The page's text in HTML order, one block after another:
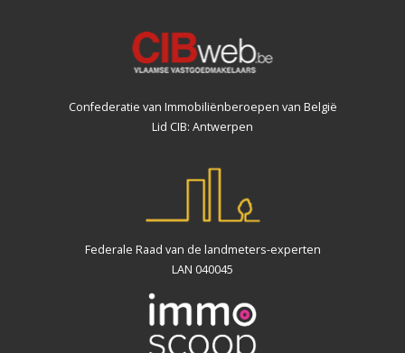
Confederatie van Immobiliënberoepen van België
Lid CIB: Antwerpen
Federale Raad van de landmeters-experten
LAN 040045